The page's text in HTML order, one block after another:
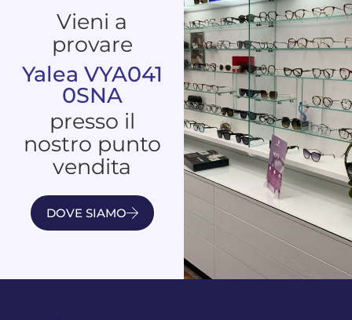
Vieni a
provare
Yalea VYA041
0SNA
presso il
nostro punto
vendita
DOVE SIAMO